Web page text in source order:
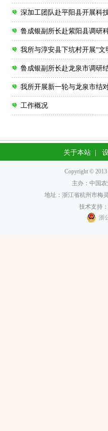
深加工团队赴平阳县开展科
鲁成银副所长赴紫阳县调研
我所与淳安县下坑村开展“文
鲁成银副所长赴龙泉市调研
我所开展新一轮与龙泉市结
工作概况
关于本站|
Copyright ©
主办：中国
地址：浙江省杭州市梅
技术支持
浙